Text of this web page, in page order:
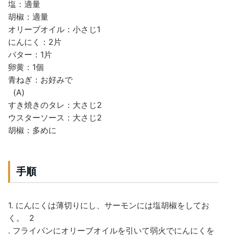
塩：適量
胡椒：適量
オリーブオイル：小さじ1
にんにく：2片
バター：1片
卵黄：1個
青ねぎ：お好みで
(A)
すき焼きのタレ：大さじ2
ウスターソース：大さじ2
胡椒：多めに
手順
1. にんにくは薄切りにし、サーモンには塩胡椒をしてお
く。 2
. フライパンにオリーブオイルを引いて弱火でにんにくを